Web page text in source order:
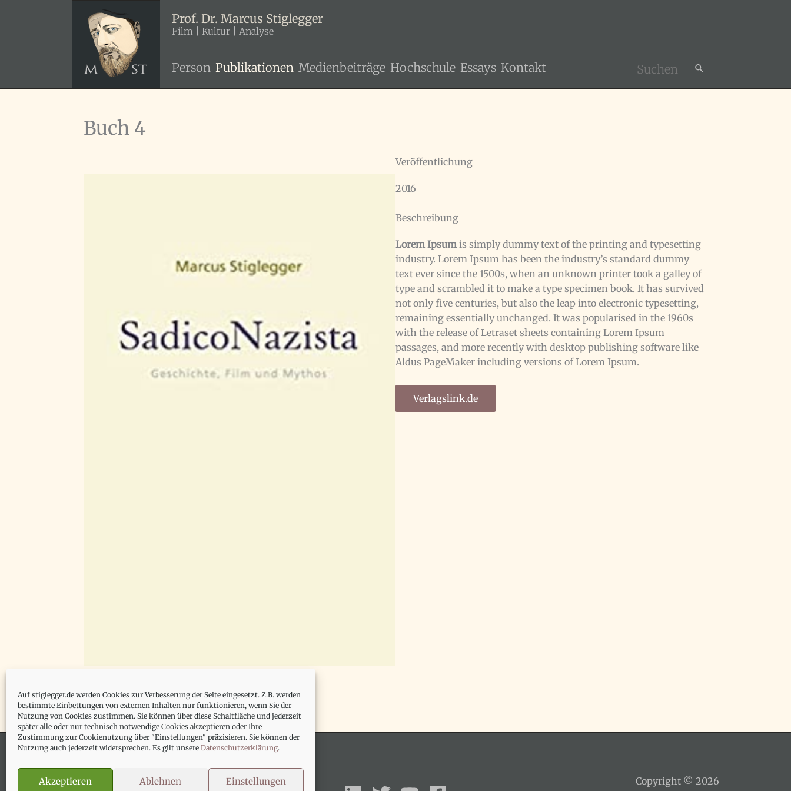
Auf stiglegger.de werden Cookies zur Verbesserung der Seite eingesetzt. Z.B. werden
bestimmte Einbettungen von externen Inhalten nur funktionieren, wenn Sie der
Nutzung von Cookies zustimmen. Sie können über diese Schaltfläche und jederzeit
später alle oder nur technisch notwendige Cookies akzeptieren oder Ihre
Zustimmung zur Cookienutzung über "Einstellungen" präzisieren. Sie können der
Nutzung auch jederzeit widersprechen. Es gilt unsere Datenschutzerklärung.
Akzeptieren Ablehnen Einstellungen
Prof. Dr. Marcus Stiglegger
Film | Kultur | Analyse
Person Publikationen Medienbeiträge Hochschule Essays Kontakt
Search
Buch 4
Veröffentlichung
2016
Beschreibung
Lorem Ipsum is simply dummy text of the printing and typesetting
industry. Lorem Ipsum has been the industry’s standard dummy
text ever since the 1500s, when an unknown printer took a galley of
type and scrambled it to make a type specimen book. It has survived
not only five centuries, but also the leap into electronic typesetting,
remaining essentially unchanged. It was popularised in the 1960s
with the release of Letraset sheets containing Lorem Ipsum
passages, and more recently with desktop publishing software like
Aldus PageMaker including versions of Lorem Ipsum.
Verlagslink.de
Impressum
Datenschutzerklärung
Copyright © 2026